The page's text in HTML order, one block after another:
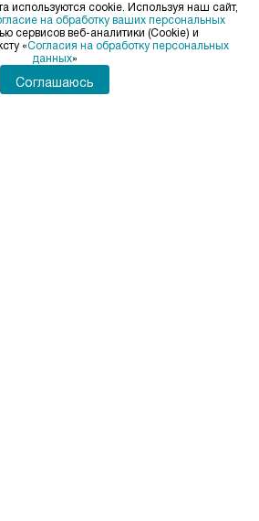
120-34-67
Пт:с 8:00 до 22:00
Сб-Вс:с 9:00 до 22:00
775-76-48
используются cookie. Используя наш сайт,
на обработку ваших персональных
сервисов веб-аналитики (Cookie) и
«Согласия на обработку персональных
данных»
Соглашаюсь